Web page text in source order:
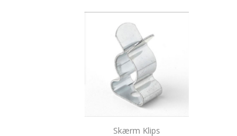
Skærm Klips